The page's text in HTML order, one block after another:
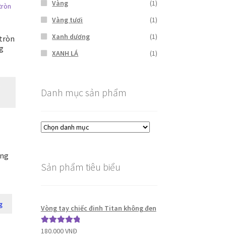
Vàng
(1)
Vàng tươi
(1)
Xanh dương
(1)
XANH LÁ
(1)
Danh mục sản phẩm
Sản phẩm tiêu biểu
Vòng tay chiếc đinh Titan không đen
Được xếp
180.000VNĐ